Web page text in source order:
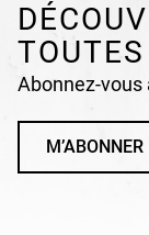
Abonnez-
M’ABONNER